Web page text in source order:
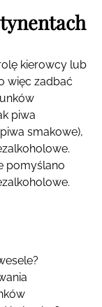
kierowcy lub
więc zadbać
piwa
smakowe),
pomyślano